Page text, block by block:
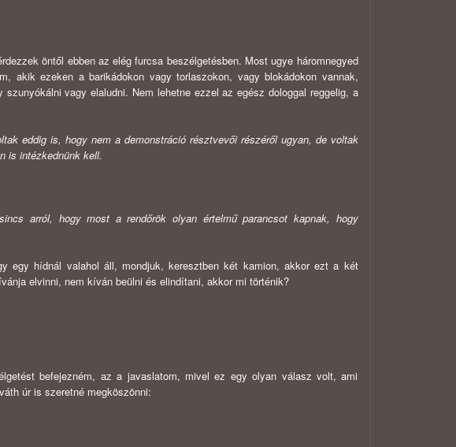
öntől ebben az elég furcsa beszélgetésben. Most ugye háromnegyed
akik ezeken a barikádokon vagy torlaszokon, vagy blokádokon vannak,
vagy elaludni. Nem lehetne ezzel az egész dologgal reggelig, a
ed­dig is, hogy nem a demonstráció résztvevői részéről ugyan, de voltak
is intézkednünk kell.
arról, hogy most a rendőrök olyan értelmű parancsot kapnak, hogy
egy híd­nál valahol áll, mondjuk, keresztben két kamion, akkor ezt a két
elvinni, nem kíván beülni és elindítani, akkor mi történik?
be­fejezném, az a javaslatom, mivel ez egy olyan válasz volt, ami
úr is szeretné meg­köszönni: